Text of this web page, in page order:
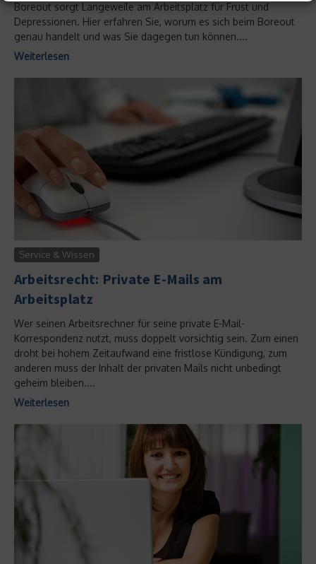
Boreout sorgt Langeweile am Arbeitsplatz für Frust und
Depressionen. Hier erfahren Sie, worum es sich beim Boreout
genau handelt und was Sie dagegen tun können....
Weiterlesen
Service & Wissen
Arbeitsrecht: Private E-Mails am
Arbeitsplatz
Wer seinen Arbeitsrechner für seine private E-Mail-
Korrespondenz nutzt, muss doppelt vorsichtig sein. Zum einen
droht bei hohem Zeitaufwand eine fristlose Kündigung, zum
anderen muss der Inhalt der privaten Mails nicht unbedingt
geheim bleiben....
Weiterlesen